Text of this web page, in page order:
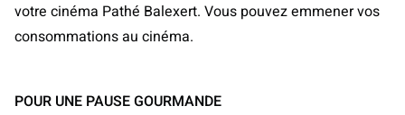
votre cinéma Pathé Balexert. Vous pouvez emmener vos
consommations au cinéma.
POUR UNE PAUSE GOURMANDE